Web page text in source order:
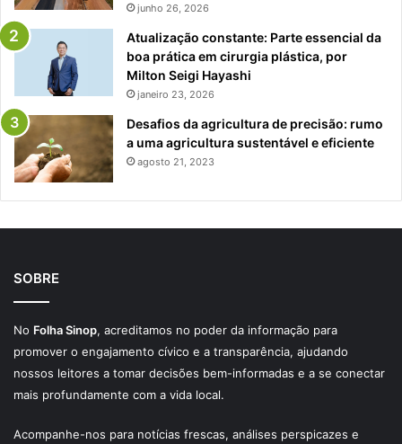
junho 26, 2026
Atualização constante: Parte essencial da
boa prática em cirurgia plástica, por
Milton Seigi Hayashi
janeiro 23, 2026
Desafios da agricultura de precisão: rumo
a uma agricultura sustentável e eficiente
agosto 21, 2023
SOBRE
No Folha Sinop, acreditamos no poder da informação para
promover o engajamento cívico e a transparência, ajudando
nossos leitores a tomar decisões bem-informadas e a se conectar
mais profundamente com a vida local.
Acompanhe-nos para notícias frescas, análises perspicazes e